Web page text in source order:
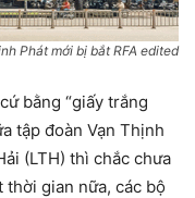
Phát mới bị bắt RFA edited
bằng “giấy trắng
tập đoàn Vạn Thịnh
(LTH) thì chắc chưa
thời gian nữa, các bộ